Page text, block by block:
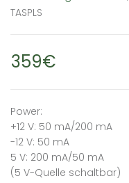
TASPLS
359€
Power:
+12 V: 50 mA/200 mA
-12 V: 50 mA
5 V: 200 mA/50 mA
(5 V-Quelle schaltbar)